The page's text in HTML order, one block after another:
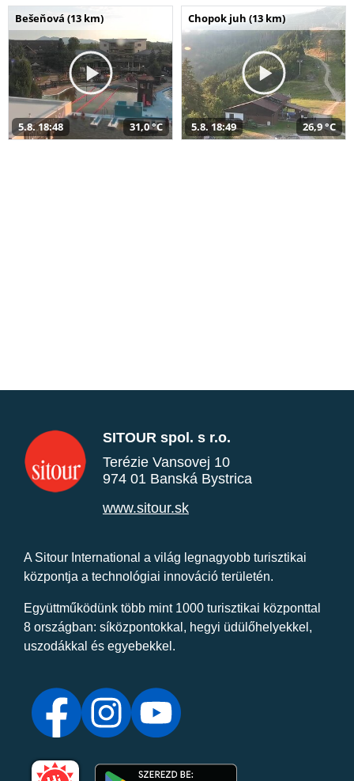
Bešeňová (13 km)
5.8. 18:48 31,0 °C
Chopok juh (13 km)
5.8. 18:49 26,9 °C
SITOUR spol. s r.o.
Terézie Vansovej 10
974 01 Banská Bystrica
www.sitour.sk
A Sitour International a világ legnagyobb turisztikai
központja a technológiai innováció területén.
Együttműködünk több mint 1000 turisztikai központtal
8 országban: síközpontokkal, hegyi üdülőhelyekkel,
uszodákkal és egyebekkel.